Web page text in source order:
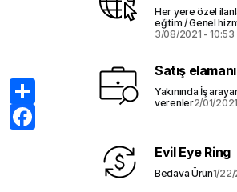
Her yere özel
eğitim / Genel
3/08/2021 - 10:53
Satış elamanı
Yakınında İş
verenler2/01/
Evil Eye Ring
Bedava Ürün1/